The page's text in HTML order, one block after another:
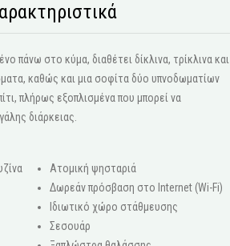
πάνω στο κύμα, διαθέτει δίκλινα, τρίκλινα και
καθώς και μια σοφίτα δύο υπνοδωματίων
πλήρως εξοπλισμένα που μπορεί να
διάρκειας.
Ατομική ψησταριά
Δωρεάν πρόσβαση στο Internet (Wi-Fi)
Ιδιωτικό χώρο στάθμευσης
Σεσουάρ